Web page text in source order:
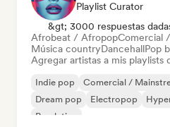
Playlist Curator
&gt; 3000 respuestas
Afrobeat / AfropopComercial
Música countryDancehallPop
Agregar artistas a mis playlists
Indie pop Comercial /
Dream pop
Electropop
Pop latino